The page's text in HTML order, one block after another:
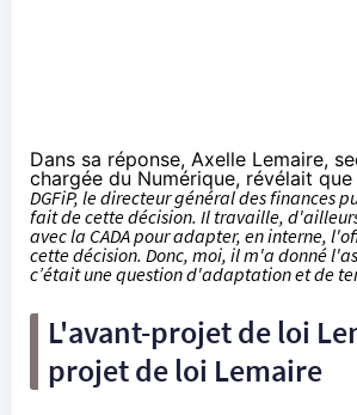
Dans sa réponse, Axelle Lemaire,
chargée du Numérique, révélait que
DGFiP, le directeur général des finances
fait de cette décision. Il travaille,
avec la CADA pour adapter, en interne,
cette décision. Donc, moi, il m'a donné
c’était une question d'adaptation et de
L'avant-projet de loi
projet de loi Lemaire